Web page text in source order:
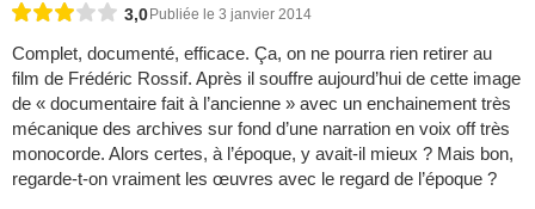
3,0 Publiée le 3 janvier 2014
Complet, documenté, efficace. Ça, on ne pourra rien retirer au
film de Frédéric Rossif. Après il souffre aujourd’hui de cette image
de « documentaire fait à l’ancienne » avec un enchainement très
mécanique des archives sur fond d’une narration en voix off très
monocorde. Alors certes, à l’époque, y avait-il mieux ? Mais bon,
regarde-t-on vraiment les œuvres avec le regard de l’époque ?